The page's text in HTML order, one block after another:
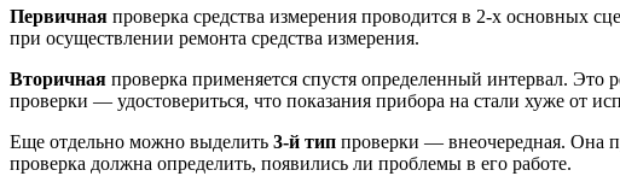
Первичная проверка средства измерения проводится в 2-х основных
при осуществлении ремонта средства измерения.
Вторичная проверка применяется спустя определенный интервал. Это
проверки — удостовериться, что показания прибора на стали хуже от
Еще отдельно можно выделить 3-й тип проверки — внеочередная. Она
проверка должна определить, появились ли проблемы в его работе.